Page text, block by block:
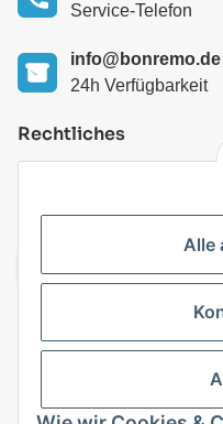
Service-Telefon
info@bonremo.de
24h Verfügbarkeit
Rechtliches
Alle